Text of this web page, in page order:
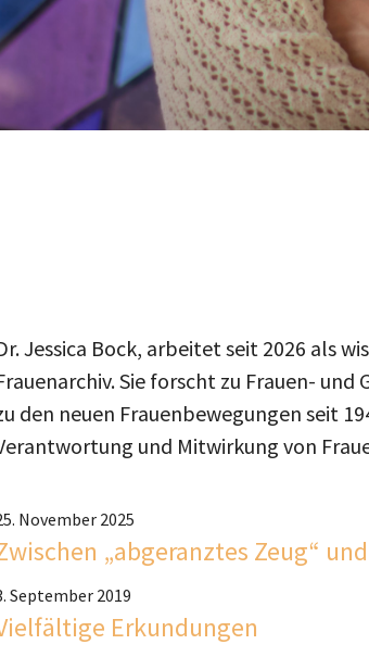
Jessica Bock, arbeitet seit 2026 als
Sie forscht zu Frauen-
den neuen Frauenbewegungen seit
und Mitwirkung von
November 2025
„abgeranztes Zeug“
September 2019
Erkundungen